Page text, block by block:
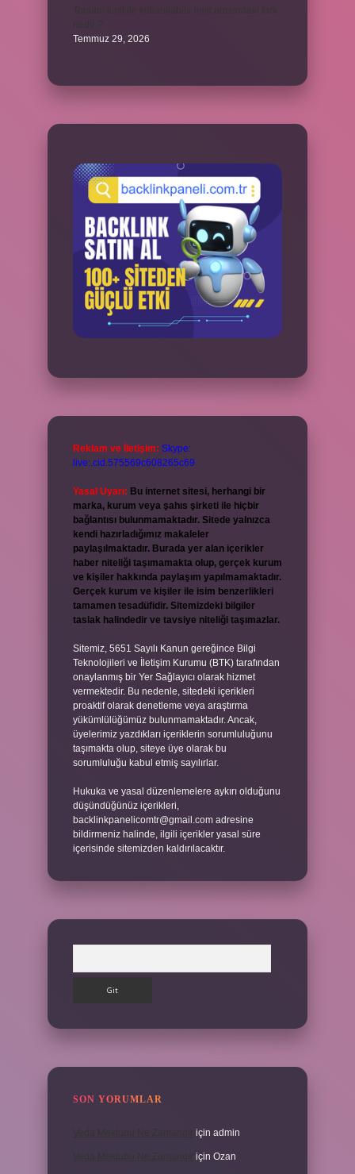
Temmuz 29, 2026
Reklam ve İletişim: Skype:
live:.cid.575569c608265c69
Yasal Uyarı: Bu internet sitesi, herhangi bir
marka, kurum veya şahıs şirketi ile hiçbir
bağlantısı bulunmamaktadır. Sitede yalnızca
kendi hazırladığımız makaleler
paylaşılmaktadır. Burada yer alan içerikler
haber niteliği taşımamakta olup, gerçek kurum
ve kişiler hakkında paylaşım yapılmamaktadır.
Gerçek kurum ve kişiler ile isim benzerlikleri
tamamen tesadüfidir. Sitemizdeki bilgiler
taslak halindedir ve tavsiye niteliği taşımazlar.
Sitemiz, 5651 Sayılı Kanun gereğince Bilgi
Teknolojileri ve İletişim Kurumu (BTK) tarafından
onaylanmış bir Yer Sağlayıcı olarak hizmet
vermektedir. Bu nedenle, sitedeki içerikleri
proaktif olarak denetleme veya araştırma
yükümlülüğümüz bulunmamaktadır. Ancak,
üyelerimiz yazdıkları içeriklerin sorumluluğunu
taşımakta olup, siteye üye olarak bu
sorumluluğu kabul etmiş sayılırlar.
Hukuka ve yasal düzenlemelere aykırı olduğunu
düşündüğünüz içerikleri,
backlinkpanelicomtr@gmail.com adresine
bildirmeniz halinde, ilgili içerikler yasal süre
içerisinde sitemizden kaldırılacaktır.
SON YORUMLAR
için admin
için Ozan